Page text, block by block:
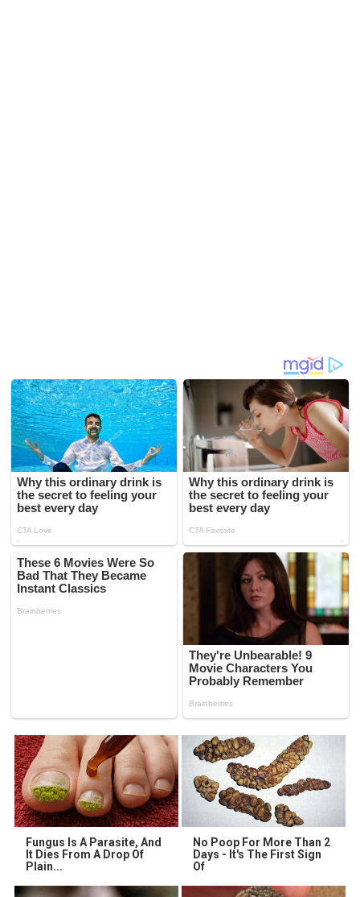
Fungus Is A Parasite, And
It Dies From A Drop Of
Plain...
No Poop For More Than 2
Days - It's The First Sign
Of